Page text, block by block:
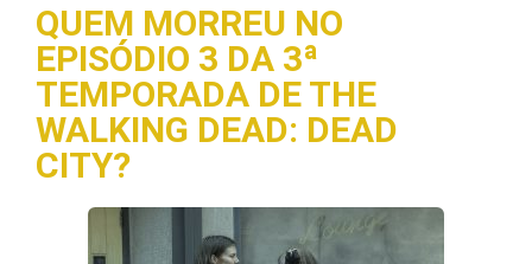
QUEM MORREU NO
EPISÓDIO 3 DA 3ª
TEMPORADA DE THE
WALKING DEAD: DEAD
CITY?